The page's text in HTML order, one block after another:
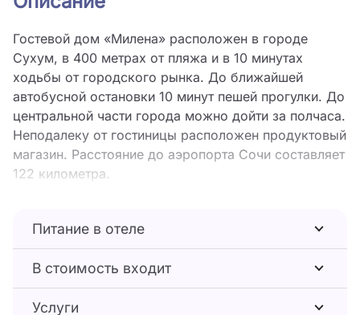
Гостевой дом «Милена» расположен в городе
Сухум, в 400 метрах от пляжа и в 10 минутах
ходьбы от городского рынка. До ближайшей
автобусной остановки 10 минут пешей прогулки. До
центральной части города можно дойти за полчаса.
Неподалеку от гостиницы расположен продуктовый
магазин. Расстояние до аэропорта Сочи составляет
122 километра.
каждом номере установлены двухспальные
кровати, кондиционер, мини-холодильник, ТВ, Wi-
Fi. Индивидуальный санузел оснащен душем,
туалетом и раковиной.
Питание в гостевом доме не предусмотрено. Но
Питание в отеле
В стоимость входит
Услуги